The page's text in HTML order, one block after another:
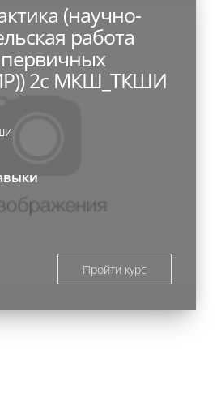
(научно-
работа
2с МКШ_ТКШИ
Пройти курс